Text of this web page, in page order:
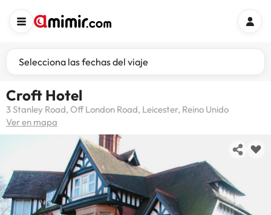
Selecciona las fechas del viaje
Croft Hotel
3 Stanley Road, Off London Road, Leicester, Reino Unido
Ver en mapa